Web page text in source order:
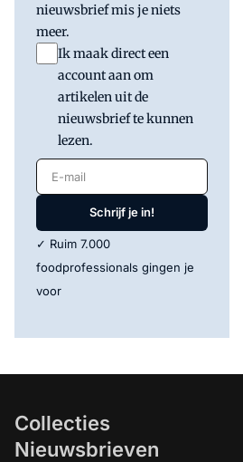
nieuwsbrief mis je niets
meer.
Ik maak direct een
account aan om
artikelen uit de
nieuwsbrief te kunnen
lezen.
E-mail
Schrijf je in!
✓ Ruim 7.000
foodprofessionals gingen je
voor
Collecties
Nieuwsbrieven